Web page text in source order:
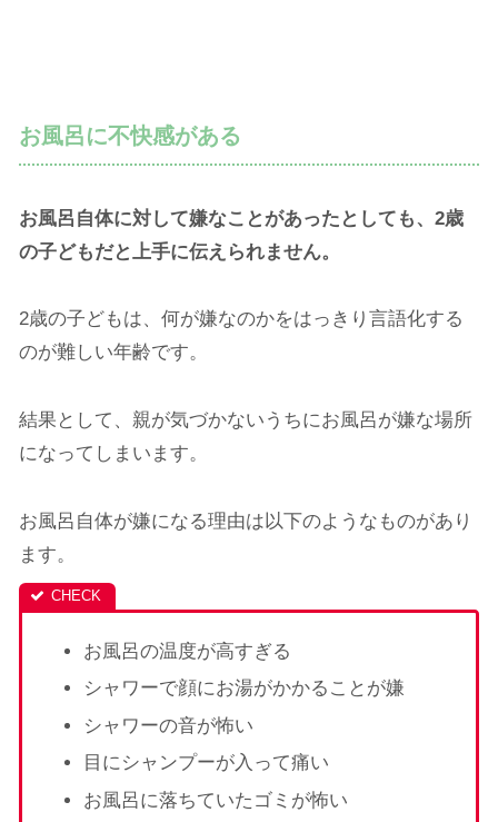
お風呂に不快感がある
お風呂自体に対して嫌なことがあったとしても、2歳
の子どもだと上手に伝えられません。
2歳の子どもは、何が嫌なのかをはっきり言語化する
のが難しい年齢です。
結果として、親が気づかないうちにお風呂が嫌な場所
になってしまいます。
お風呂自体が嫌になる理由は以下のようなものがあり
ます。
お風呂の温度が高すぎる
シャワーで顔にお湯がかかることが嫌
シャワーの音が怖い
目にシャンプーが入って痛い
お風呂に落ちていたゴミが怖い